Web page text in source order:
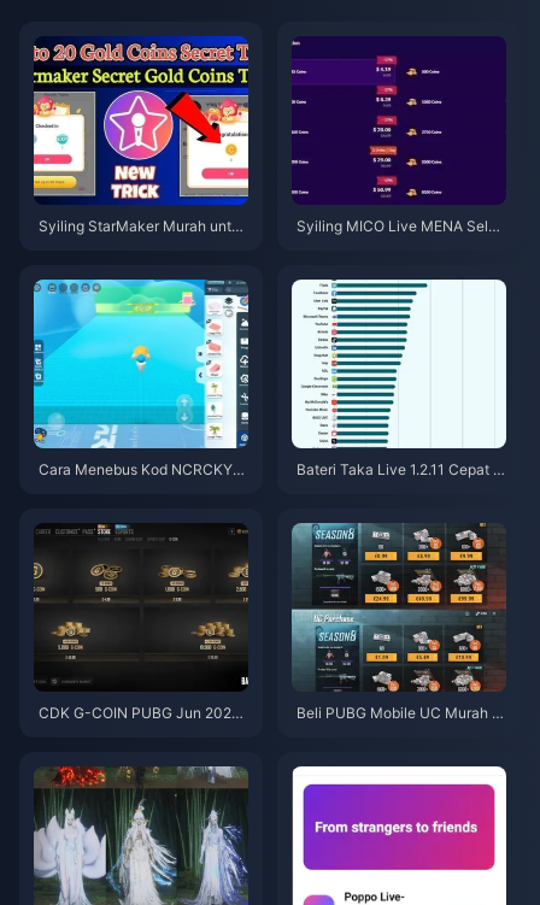
Syiling StarMaker Murah untuk
Syiling MICO Live MENA Selep
Cara Menebus Kod NCRCKYT
Bateri Taka Live 1.2.11 Cepat H
asinya
CDK G-COIN PUBG Jun 2026:
Beli PUBG Mobile UC Murah u
aik & Tambah Nilai Selamat